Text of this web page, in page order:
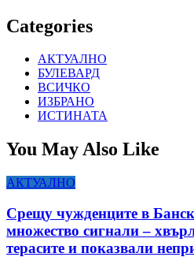
Categories
АКТУАЛНО
БУЛЕВАРД
ВСИЧКО
ИЗБРАНО
ИСТИНАТА
You May Also Like
АКТУАЛНО
Срещу чужденците в
множество сигнали –
терасите и показвали